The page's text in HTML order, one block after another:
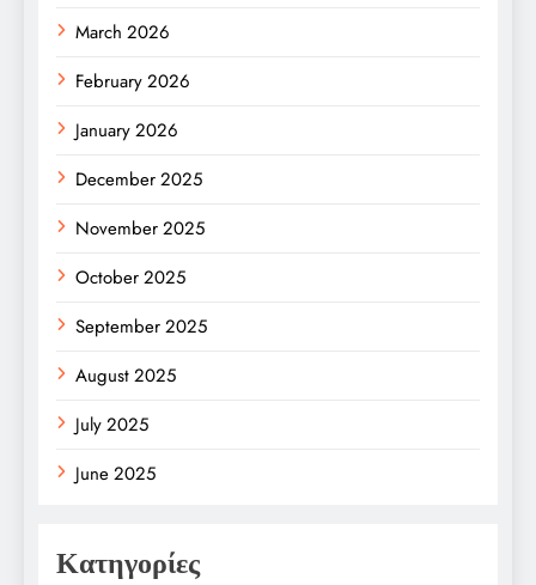
March 2026
February 2026
January 2026
December 2025
November 2025
October 2025
September 2025
August 2025
July 2025
June 2025
Κατηγορίες